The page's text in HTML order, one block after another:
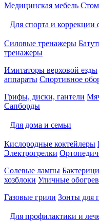
Медицинская мебель
Для спорта и коррекции
Силовые тренажеры
тренажеры
Имитаторы верховой езды
аппараты Спортивное
Грифы, диски, гантели
Сапборды
Для дома и семьи
Кислородные коктейлеры
Электрогрелки
Солевые лампы
хозблоки Уличные
Газовые грили Зонты для
Для профилактики и